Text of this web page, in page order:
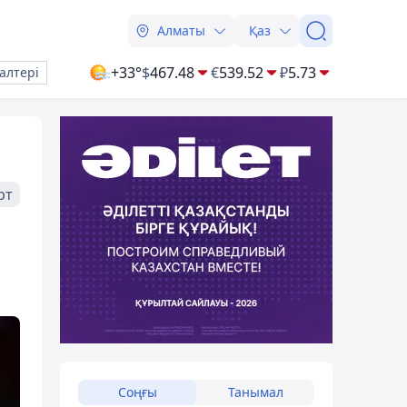
Алматы Қаз
+33°$467.48 €539.52 ₽5.73
Соңғы Танымал